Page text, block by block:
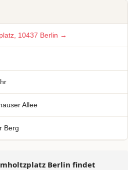
10437 Berlin →
Allee
Berg
Berlin findet